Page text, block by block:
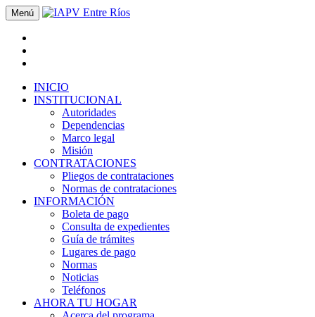
Menú
INICIO
INSTITUCIONAL
Autoridades
Dependencias
Marco legal
Misión
CONTRATACIONES
Pliegos de contrataciones
Normas de contrataciones
INFORMACIÓN
Boleta de pago
Consulta de expedientes
Guía de trámites
Lugares de pago
Normas
Noticias
Teléfonos
AHORA TU HOGAR